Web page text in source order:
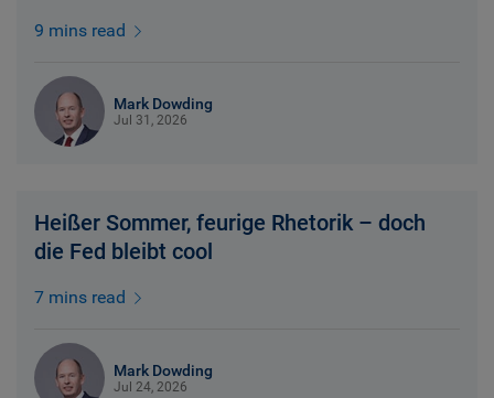
9 mins read
Mark Dowding
Jul 31, 2026
Heißer Sommer, feurige Rhetorik – doch
die Fed bleibt cool
7 mins read
Mark Dowding
Jul 24, 2026